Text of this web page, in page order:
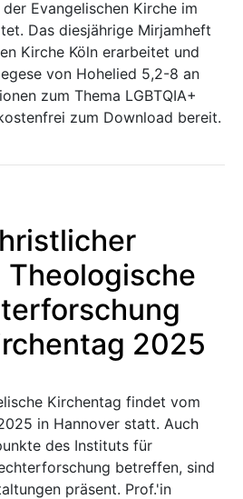
Evangelischen Kirche im
Das diesjährige Mirjamheft
Kirche Köln erarbeitet und
von Hohelied 5,2-8 an
zum Thema LGBTQIA+
zum Download bereit.
Theologische
2025
Kirchentag findet vom
in Hannover statt. Auch
des Instituts für
betreffen, sind
präsent. Prof.'in